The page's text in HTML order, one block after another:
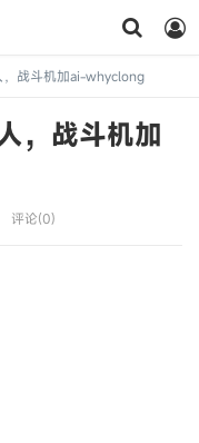
，战斗机加ai-whyclong
，战斗机加
评论(0)